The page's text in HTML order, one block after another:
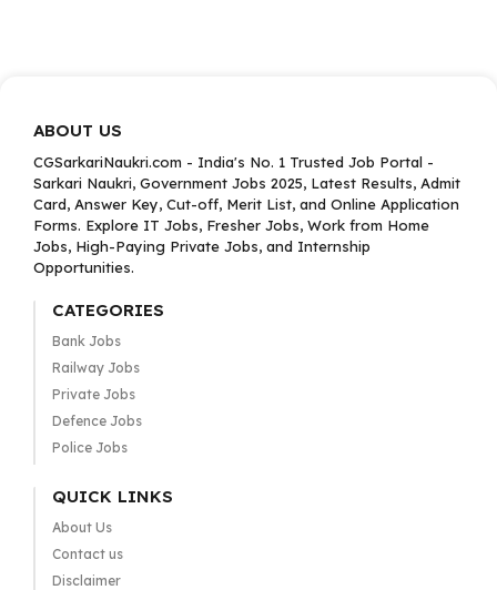
ABOUT US
CGSarkariNaukri.com - India's No. 1 Trusted Job Portal -
Sarkari Naukri, Government Jobs 2025, Latest Results, Admit
Card, Answer Key, Cut-off, Merit List, and Online Application
Forms. Explore IT Jobs, Fresher Jobs, Work from Home
Jobs, High-Paying Private Jobs, and Internship
Opportunities.
CATEGORIES
Bank Jobs
Railway Jobs
Private Jobs
Defence Jobs
Police Jobs
QUICK LINKS
About Us
Contact us
Disclaimer